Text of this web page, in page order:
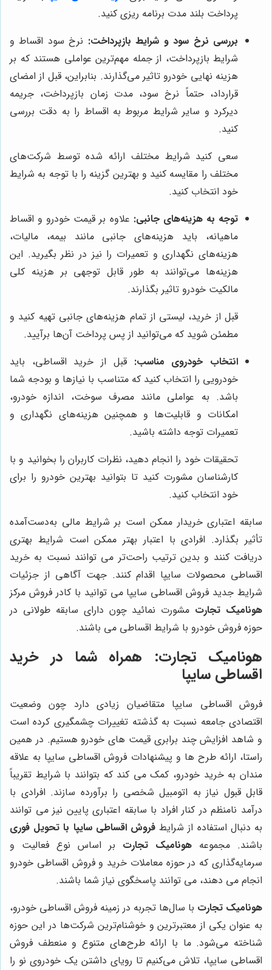
پرداخت بلند مدت برنامه ریزی کنید.
بررسی نرخ سود و شرایط بازپرداخت: نرخ سود اقساط و
شرایط بازپرداخت، از جمله مهم‌ترین عواملی هستند که بر
هزینه نهایی خودرو تاثیر می‌گذارند. بنابراین، قبل از امضای
قرارداد، حتماً نرخ سود، مدت زمان بازپرداخت، جریمه
دیرکرد و سایر شرایط مربوط به اقساط را به دقت بررسی
کنید.
سعی کنید شرایط مختلف ارائه شده توسط شرکت‌های
مختلف را مقایسه کنید و بهترین گزینه را با توجه به شرایط
خود انتخاب کنید.
توجه به هزینه‌های جانبی: علاوه بر قیمت خودرو و اقساط
ماهیانه، باید هزینه‌های جانبی مانند بیمه، مالیات،
هزینه‌های نگهداری و تعمیرات را نیز در نظر بگیرید. این
هزینه‌ها می‌توانند به طور قابل توجهی بر هزینه کلی
مالکیت خودرو تاثیر بگذارند.
قبل از خرید، لیستی از تمام هزینه‌های جانبی تهیه کنید و
مطمئن شوید که می‌توانید از پس پرداخت آن‌ها برآیید.
انتخاب خودروی مناسب: قبل از خرید اقساطی، باید
خودرویی را انتخاب کنید که متناسب با نیازها و بودجه شما
باشد. به عواملی مانند مصرف سوخت، اندازه خودرو،
امکانات و قابلیت‌ها و همچنین هزینه‌های نگهداری و
تعمیرات توجه داشته باشید.
تحقیقات خود را انجام دهید، نظرات کاربران را بخوانید و با
کارشناسان مشورت کنید تا بتوانید بهترین خودرو را برای
خود انتخاب کنید.
سابقه اعتباری خریدار ممکن است بر شرایط مالی به‌دست‌آمده
تأثیر بگذارد. افرادی با اعتبار بهتر ممکن است شرایط بهتری
دریافت کنند و بدین ترتیب راحت‌تر می توانند نسبت به خرید
اقساطی محصولات سایپا اقدام کنند. جهت آگاهی از جزئیات
شرایط جدید فروش اقساطی سایپا می توانید با کادر فروش مرکز
هونامیک تجارت مشورت نمائید چون دارای سابقه طولانی در
حوزه فروش خودرو با شرایط اقساطی می باشند.
هونامیک تجارت: همراه شما در خرید
اقساطی سایپا
فروش اقساطی سایپا متقاضیان زیادی دارد چون وضعیت
اقتصادی جامعه نسبت به گذشته تغییرات چشمگیری کرده است
و شاهد افزایش چند برابری قیمت های خودرو هستیم. در همین
راستا، ارائه طرح ها و پیشنهادات فروش اقساطی سایپا به علاقه
مندان به خرید خودرو، کمک می کند که بتوانند با شرایط تقریباً
قابل قبول نیاز به اتومبیل شخصی را برآورده سازند. افرادی با
درآمد نامنظم در کنار افراد با سابقه اعتباری پایین نیز می توانند
به دنبال استفاده از شرایط فروش اقساطی سایپا با تحویل فوری
باشند. مجموعه هونامیک تجارت بر اساس نوع فعالیت و
سرمایه‌گذاری که در حوزه معاملات خرید و فروش اقساطی خودرو
انجام می دهند، می توانند پاسخگوی نیاز شما باشند.
هونامیک تجارت با سال‌ها تجربه در زمینه فروش اقساطی خودرو،
به عنوان یکی از معتبرترین و خوشنام‌ترین شرکت‌ها در این حوزه
شناخته می‌شود. ما با ارائه طرح‌های متنوع و منعطف فروش
اقساطی سایپا، تلاش می‌کنیم تا رویای داشتن یک خودروی نو را